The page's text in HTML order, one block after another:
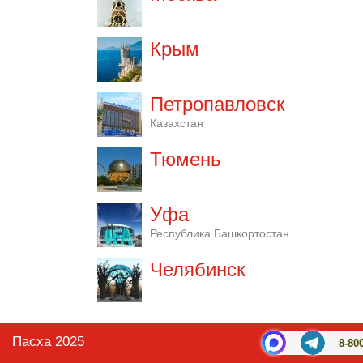
Крым
Петропавловск
Казахстан
Тюмень
Уфа
Республика Башкортостан
Челябинск
Пасха 2025 8-